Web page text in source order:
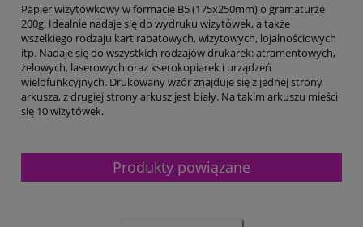
Papier wizytówkowy w formacie B5 (175x250mm) o gramaturze
200g. Idealnie nadaje się do wydruku wizytówek, a także
wszelkiego rodzaju kart rabatowych, wizytowych, lojalnościowych
itp. Nadaje się do wszystkich rodzajów drukarek: atramentowych,
żelowych, laserowych oraz kserokopiarek i urządzeń
wielofunkcyjnych. Drukowany wzór znajduje się z jednej strony
arkusza, z drugiej strony arkusz jest biały. Na takim arkuszu mieści
się 10 wizytówek.
Produkty powiązane